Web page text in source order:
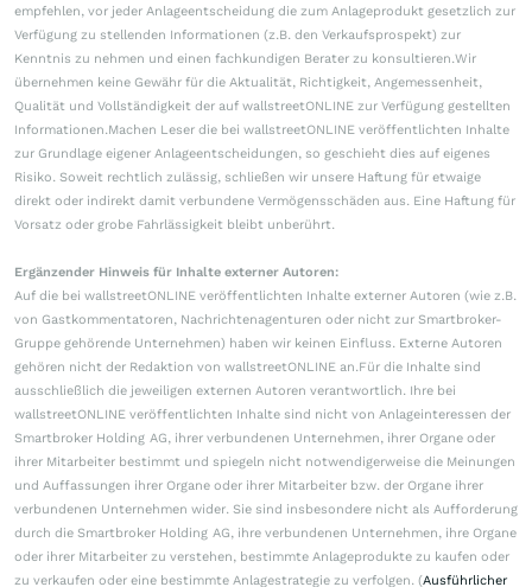
empfehlen, vor jeder Anlageentscheidung die zum Anlageprodukt gesetzlich zur
Verfügung zu stellenden Informationen (z.B. den Verkaufsprospekt) zur
Kenntnis zu nehmen und einen fachkundigen Berater zu konsultieren.Wir
übernehmen keine Gewähr für die Aktualität, Richtigkeit, Angemessenheit,
Qualität und Vollständigkeit der auf wallstreetONLINE zur Verfügung gestellten
Informationen.Machen Leser die bei wallstreetONLINE veröffentlichten Inhalte
zur Grundlage eigener Anlageentscheidungen, so geschieht dies auf eigenes
Risiko. Soweit rechtlich zulässig, schließen wir unsere Haftung für etwaige
direkt oder indirekt damit verbundene Vermögensschäden aus. Eine Haftung für
Vorsatz oder grobe Fahrlässigkeit bleibt unberührt.
Ergänzender Hinweis für Inhalte externer Autoren:
Auf die bei wallstreetONLINE veröffentlichten Inhalte externer Autoren (wie z.B.
von Gastkommentatoren, Nachrichtenagenturen oder nicht zur Smartbroker-
Gruppe gehörende Unternehmen) haben wir keinen Einfluss. Externe Autoren
gehören nicht der Redaktion von wallstreetONLINE an.Für die Inhalte sind
ausschließlich die jeweiligen externen Autoren verantwortlich. Ihre bei
wallstreetONLINE veröffentlichten Inhalte sind nicht von Anlageinteressen der
Smartbroker Holding AG, ihrer verbundenen Unternehmen, ihrer Organe oder
ihrer Mitarbeiter bestimmt und spiegeln nicht notwendigerweise die Meinungen
und Auffassungen ihrer Organe oder ihrer Mitarbeiter bzw. der Organe ihrer
verbundenen Unternehmen wider. Sie sind insbesondere nicht als Aufforderung
durch die Smartbroker Holding AG, ihre verbundenen Unternehmen, ihre Organe
oder ihrer Mitarbeiter zu verstehen, bestimmte Anlageprodukte zu kaufen oder
zu verkaufen oder eine bestimmte Anlagestrategie zu verfolgen. (Ausführlicher